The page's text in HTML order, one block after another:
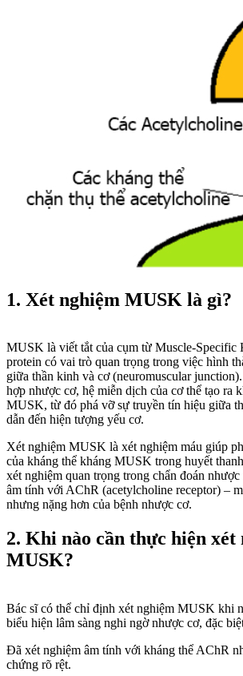
1. Xét nghiệm MUSK là gì?
MUSK là viết tắt của cụm từ Muscle-Specific
protein có vai trò quan trọng trong việc hình
giữa thần kinh và cơ (neuromuscular
hợp nhược cơ, hệ miễn dịch của cơ thể tạo ra
MUSK, từ đó phá vỡ sự truyền tín hiệu giữa
dẫn đến hiện tượng yếu cơ.
Xét nghiệm MUSK là xét nghiệm máu giúp
của kháng thể kháng MUSK trong huyết
xét nghiệm quan trọng trong chẩn đoán
âm tính với AChR (acetylcholine receptor) –
nhưng nặng hơn của bệnh nhược cơ.
2. Khi nào cần thực hiện xét
MUSK?
Bác sĩ có thể chỉ định xét nghiệm MUSK khi
biểu hiện lâm sàng nghi ngờ nhược cơ, đặc
Đã xét nghiệm âm tính với kháng thể AChR
chứng rõ rệt.